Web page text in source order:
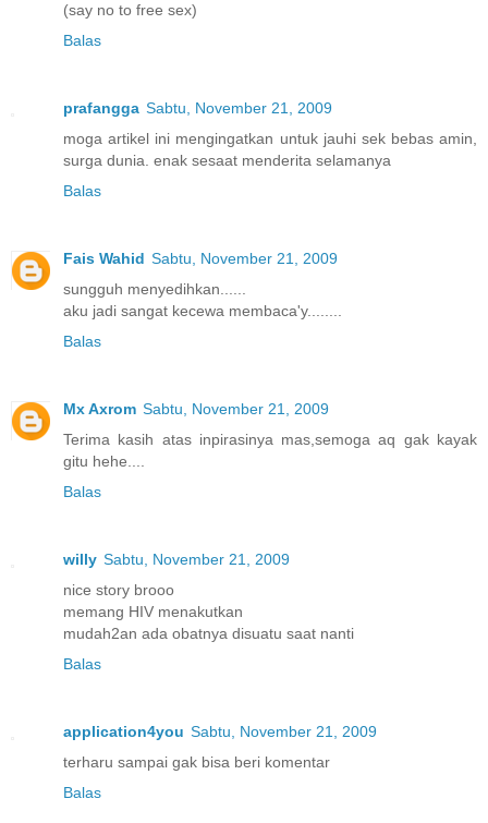
(say no to free sex)
Balas
prafangga Sabtu, November 21, 2009
moga artikel ini mengingatkan untuk jauhi sek bebas amin,
surga dunia. enak sesaat menderita selamanya
Balas
Fais Wahid Sabtu, November 21, 2009
sungguh menyedihkan......
aku jadi sangat kecewa membaca'y........
Balas
Mx Axrom Sabtu, November 21, 2009
Terima kasih atas inpirasinya mas,semoga aq gak kayak
gitu hehe....
Balas
willy Sabtu, November 21, 2009
nice story brooo
memang HIV menakutkan
mudah2an ada obatnya disuatu saat nanti
Balas
application4you Sabtu, November 21, 2009
terharu sampai gak bisa beri komentar
Balas